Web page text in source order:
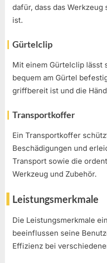
dafür, dass das
ist.
Gürtelclip
Mit einem Gürtelclip lässt
bequem am Gürtel
griffbereit ist und die
Transportkoffer
Ein Transportkoffer
Beschädigungen und
Transport sowie die
Werkzeug und Zubehör.
Leistungsmerkmale
Die Leistungsmerkmale
beeinflussen seine
Effizienz bei